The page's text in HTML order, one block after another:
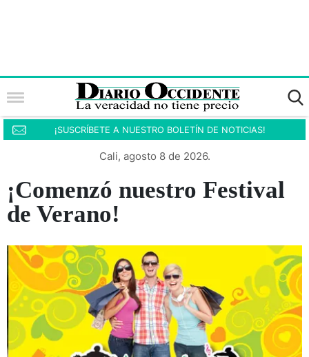
¡SUSCRÍBETE A NUESTRO BOLETÍN DE NOTICIAS!
Cali, agosto 8 de 2026.
¡Comenzó nuestro Festival
de Verano!